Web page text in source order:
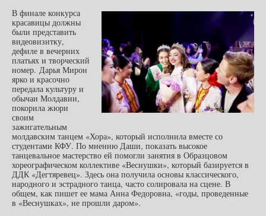
В финале конкурса
красавицы должны
были представить
видеовизитку,
дефиле в вечерних
платьях и творческий
номер. Дарья Мирон
ярко и красочно
передала культуру и
обычаи Молдавии,
покорила жюри
своим
зажигательным
молдавским танцем «Хора», который исполнила вместе со
студентами КФУ. По мнению Даши, показать высокое
танцевальное мастерство ей помогли занятия в Образцовом
хореографическом коллективе «Веснушки», который базируется в
ДДК «Дегтяревец». Здесь она получила основы классического,
народного и эстрадного танца, часто солировала на сцене. В
общем, как пишет ее мама Анна Федоровна, «годы, проведенные
в «Веснушках», не прошли даром».